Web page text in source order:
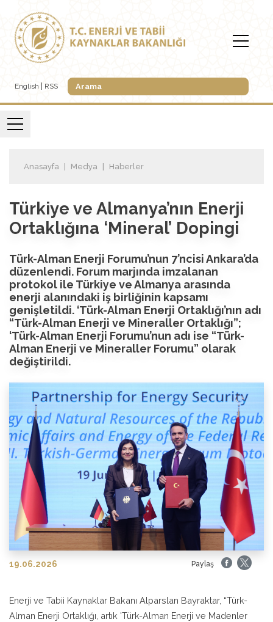
English RSS
Anasayfa Medya Haberler
Türkiye ve Almanya’nın Enerji
Ortaklığına ‘Mineral’ Dopingi
Türk-Alman Enerji Forumu’nun 7’ncisi Ankara’da
düzenlendi. Forum marjında imzalanan
protokol ile Türkiye ve Almanya arasında
enerji alanındaki iş birliğinin kapsamı
genişletildi. ‘Türk-Alman Enerji Ortaklığı’nın adı
“Türk-Alman Enerji ve Mineraller Ortaklığı”;
‘Türk-Alman Enerji Forumu’nun adı ise “Türk-
Alman Enerji ve Mineraller Forumu” olarak
değiştirildi.
19.06.2026 Paylaş
Enerji ve Tabii Kaynaklar Bakanı Alparslan Bayraktar, “Türk-
Alman Enerji Ortaklığı, artık 'Türk-Alman Enerji ve Madenler